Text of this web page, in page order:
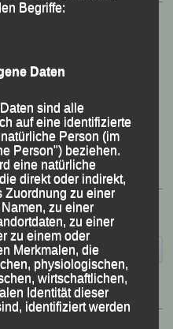
01.08.2026
01.08.2026
25.07.2026
Begriffe:
Daten
sind alle
auf eine identifizierte
Person (im
Person") beziehen.
eine natürliche
direkt oder indirekt,
Zuordnung zu einer
zu einer
zu einer
zu einem oder
Merkmalen, die
physiologischen,
wirtschaftlichen,
Identität dieser
identifiziert werden